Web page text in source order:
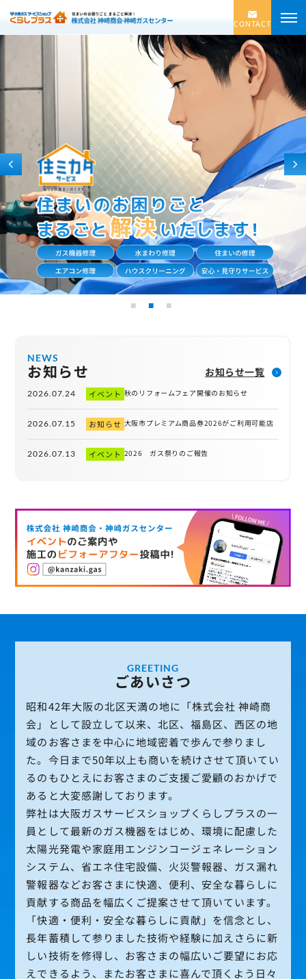
CONTACT
NEWS
お知らせ お知らせ一覧
2026.07.24 イベント 秋のリフォームフェア開催のお知らせ
2026.07.15 お知らせ 大阪市プレミアム商品券2026がご利用可能店
2026.07.13 イベント 2026 ガス祭りのご報告
GREETING
ごあいさつ
昭和42年大阪の北区天満の地に「株式会社 神崎商
会」として設立して以来、北区、福島区、西区の地
域のお客さまを中心に地域密着で歩んで参りまし
た。今日まで50年以上も商いを続けさせて頂いてい
るのもひとえにお客さまのご支援ご愛顧のおかげで
あると大変感謝しております。
弊社は大阪ガスサービスショップくらしプラスの一
員として最新のガス機器をはじめ、環境に配慮した
太陽光発電や家庭用エンジンコージェネレーション
システム、省エネ住宅設備、火災警報器、ガス漏れ
警報器などお客さまに快適、便利、安全な暮らしに
貢献する商品を幅広くご提案させて頂いています。
「快適・便利・安全な暮らしに貢献」を信念とし、
長年蓄積して参りました技術や経験に加えさらに新
しい技術を修得し、お客さまの幅広いご要望にお応
えできるよう、またお客さまに喜んで頂くよう日々